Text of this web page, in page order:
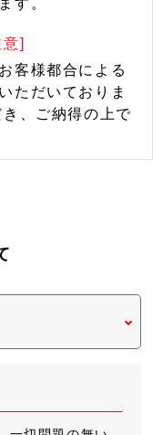
]
客様都合による
ただいておりま
、ご納得の上で